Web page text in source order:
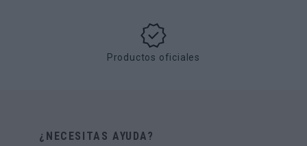
Productos oficiales
¿NECESITAS AYUDA?